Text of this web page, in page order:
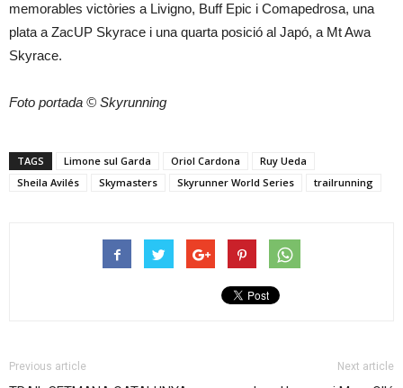
memorables victòries a Livigno, Buff Epic i Comapedrosa, una
plata a ZacUP Skyrace i una quarta posició al Japó, a Mt Awa
Skyrace.
Foto portada © Skyrunning
TAGS Limone sul Garda Oriol Cardona
Ruy Ueda
Sheila Avilés
Skymasters Skyrunner World Series trailrunning
Previous article Next article